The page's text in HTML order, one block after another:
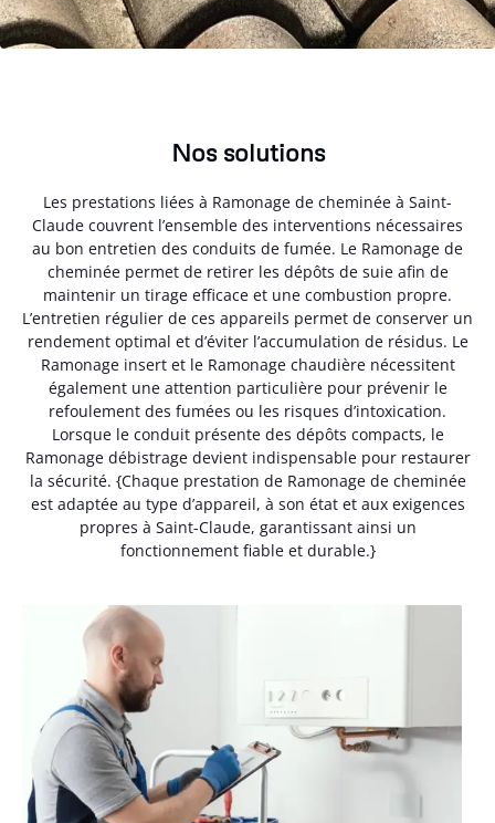
Nos solutions
Les prestations liées à Ramonage de cheminée à Saint-
Claude couvrent l’ensemble des interventions nécessaires
au bon entretien des conduits de fumée. Le Ramonage de
cheminée permet de retirer les dépôts de suie afin de
maintenir un tirage efficace et une combustion propre.
L’entretien régulier de ces appareils permet de conserver un
rendement optimal et d’éviter l’accumulation de résidus. Le
Ramonage insert et le Ramonage chaudière nécessitent
également une attention particulière pour prévenir le
refoulement des fumées ou les risques d’intoxication.
Lorsque le conduit présente des dépôts compacts, le
Ramonage débistrage devient indispensable pour restaurer
la sécurité. {Chaque prestation de Ramonage de cheminée
est adaptée au type d’appareil, à son état et aux exigences
propres à Saint-Claude, garantissant ainsi un
fonctionnement fiable et durable.}